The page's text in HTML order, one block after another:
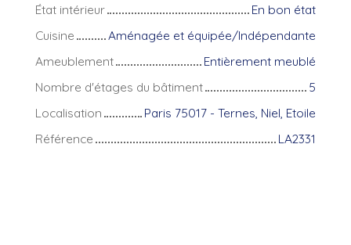
État intérieur
En bon état
Cuisine
Aménagée et équipée/Indépendante
Ameublement
Entièrement meublé
Nombre d'étages du bâtiment
5
Localisation
Paris 75017 - Ternes, Niel, Etoile
Référence
LA2331